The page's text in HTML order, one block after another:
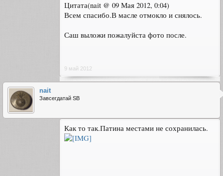
Цитата(nait @ 09 Мая 2012, 0:04)
Всем спасибо.В масле отмокло и снялось.
Саш выложи пожалуйста фото после.
9 май 2012
nait
Завсегдатай SB
Как то так.Патина местами не сохранилась.